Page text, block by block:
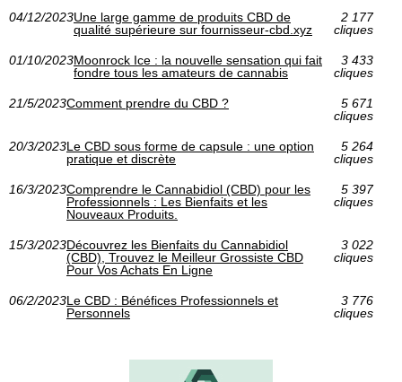
04/12/2023Une large gamme de produits CBD de
qualité supérieure sur fournisseur-cbd.xyz
2 177
cliques
01/10/2023Moonrock Ice : la nouvelle sensation qui fait
fondre tous les amateurs de cannabis
3 433
cliques
21/5/2023Comment prendre du CBD ?
5 671
cliques
20/3/2023Le CBD sous forme de capsule : une option
pratique et discrète
5 264
cliques
16/3/2023Comprendre le Cannabidiol (CBD) pour les
Professionnels : Les Bienfaits et les
Nouveaux Produits.
5 397
cliques
15/3/2023Découvrez les Bienfaits du Cannabidiol
(CBD), Trouvez le Meilleur Grossiste CBD
Pour Vos Achats En Ligne
3 022
cliques
06/2/2023Le CBD : Bénéfices Professionnels et
Personnels
3 776
cliques